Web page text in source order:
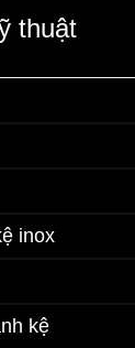
thuật
inox
kệ